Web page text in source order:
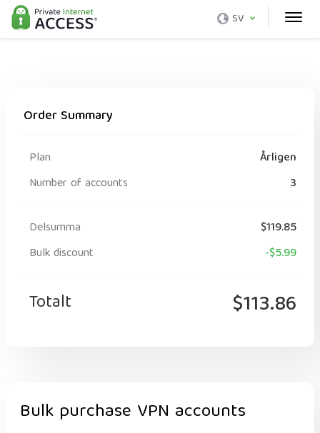
SV
Order Summary
Plan
Årligen
Number of accounts
3
Delsumma
$119.85
Bulk discount
-$5.99
Totalt $113.86
Bulk purchase VPN accounts